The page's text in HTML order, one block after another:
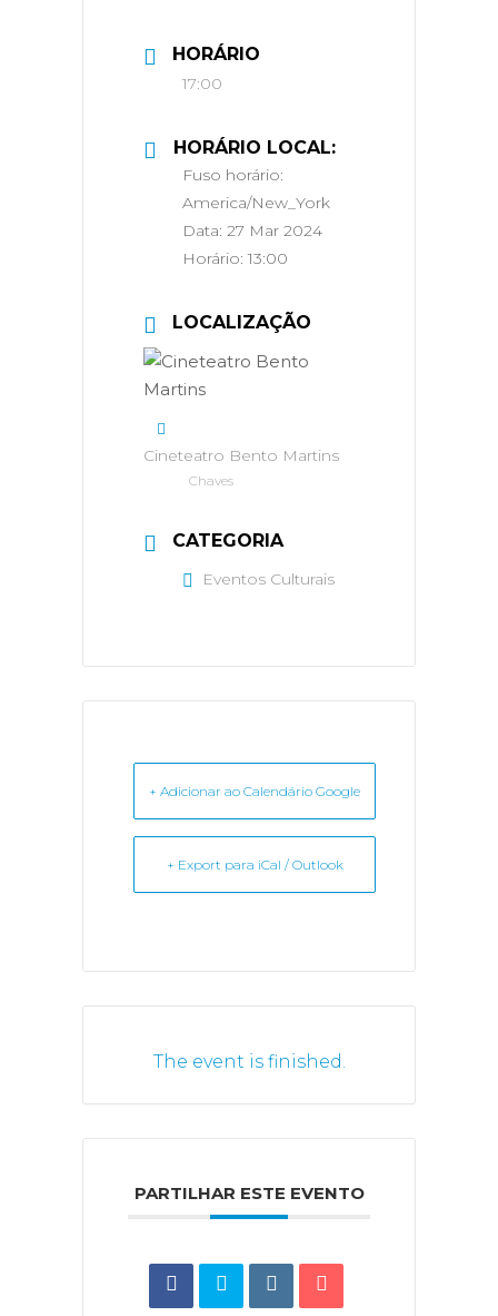
HORÁRIO
17:00
HORÁRIO LOCAL:
Fuso horário:
America/New_York
Data: 27 Mar 2024
Horário:13:00
LOCALIZAÇÃO
Cineteatro Bento Martins
Chaves
CATEGORIA
Eventos Culturais
+ Adicionar ao Calendário Google
+ Export para iCal / Outlook
The event is finished.
PARTILHAR ESTE EVENTO